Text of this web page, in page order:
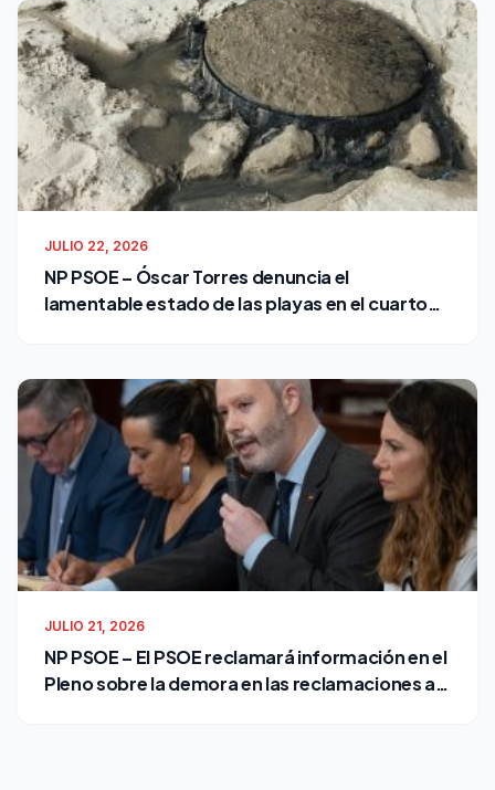
JULIO 22, 2026
NP PSOE – Óscar Torres denuncia el
lamentable estado de las playas en el cuarto
JULIO 21, 2026
NP PSOE – El PSOE reclamará información en el
Pleno sobre la demora en las reclamaciones al